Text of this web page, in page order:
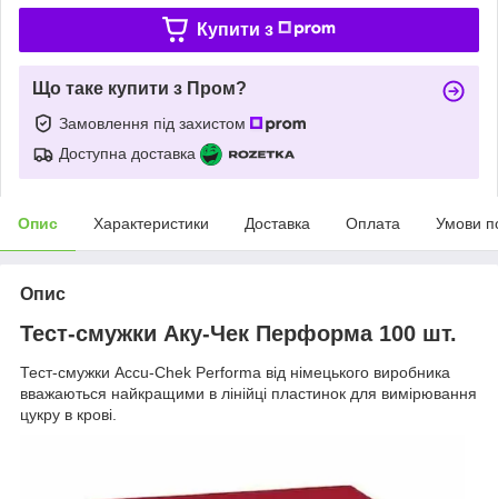
Купити з
Що таке купити з Пром?
Замовлення під захистом
Доступна доставка
Опис Характеристики Доставка Оплата Умови
Опис
Тест-смужки Аку-Чек Перформа 100 шт.
Тест-смужки Accu-Chek Performa від німецького виробника
вважаються найкращими в лінійці пластинок для вимірювання
цукру в крові.